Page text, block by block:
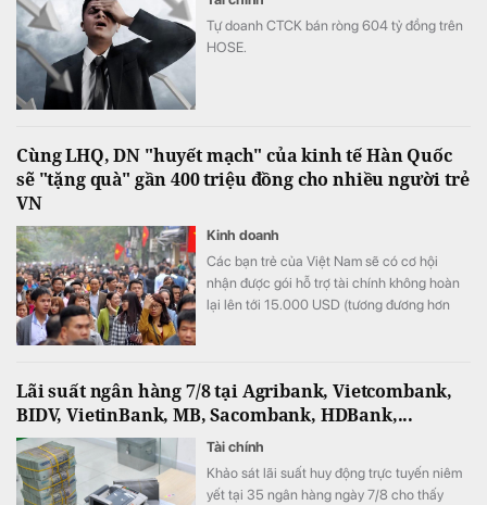
Tự doanh CTCK bán ròng 604 tỷ đồng trên
HOSE.
Cùng LHQ, DN "huyết mạch" của kinh tế Hàn Quốc
sẽ "tặng quà" gần 400 triệu đồng cho nhiều người trẻ
VN
Kinh doanh
Các bạn trẻ của Việt Nam sẽ có cơ hội
nhận được gói hỗ trợ tài chính không hoàn
lại lên tới 15.000 USD (tương đương hơn
Lãi suất ngân hàng 7/8 tại Agribank, Vietcombank,
BIDV, VietinBank, MB, Sacombank, HDBank,...
Tài chính
Khảo sát lãi suất huy động trực tuyến niêm
yết tại 35 ngân hàng ngày 7/8 cho thấy